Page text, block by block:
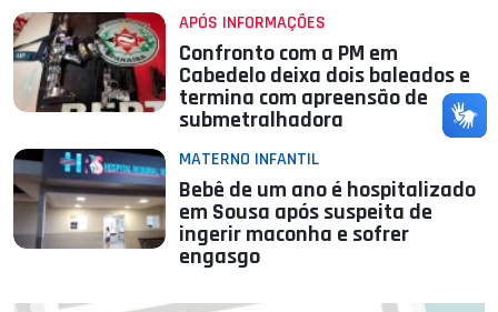
APÓS INFORMAÇÕES
Confronto com a PM em
Cabedelo deixa dois baleados e
termina com apreensão de
submetralhadora
MATERNO INFANTIL
Bebê de um ano é hospitalizado
em Sousa após suspeita de
ingerir maconha e sofrer
engasgo